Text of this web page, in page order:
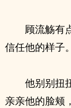
顾流觞有
信任他的样子。
他别别扭
亲亲他的脸颊